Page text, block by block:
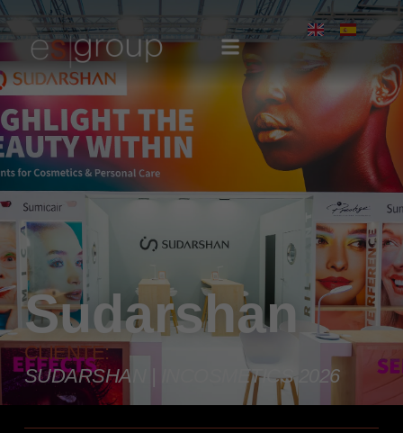
Sudarshan
CLIENTE:
SUDARSHAN | INCOSMETICS 2026